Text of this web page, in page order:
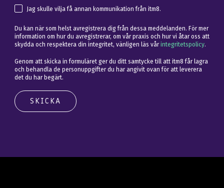
Jag skulle vilja få annan kommunikation från itm8.
Du kan när som helst avregistrera dig från dessa meddelanden. För mer
information om hur du avregistrerar, om vår praxis och hur vi åtar oss att
skydda och respektera din integritet, vänligen läs vårintegritetspolicy.
Genom att skicka in formuläret ger du ditt samtycke till att itm8 får lagra
och behandla de personuppgifter du har angivit ovan för att leverera
det du har begärt.